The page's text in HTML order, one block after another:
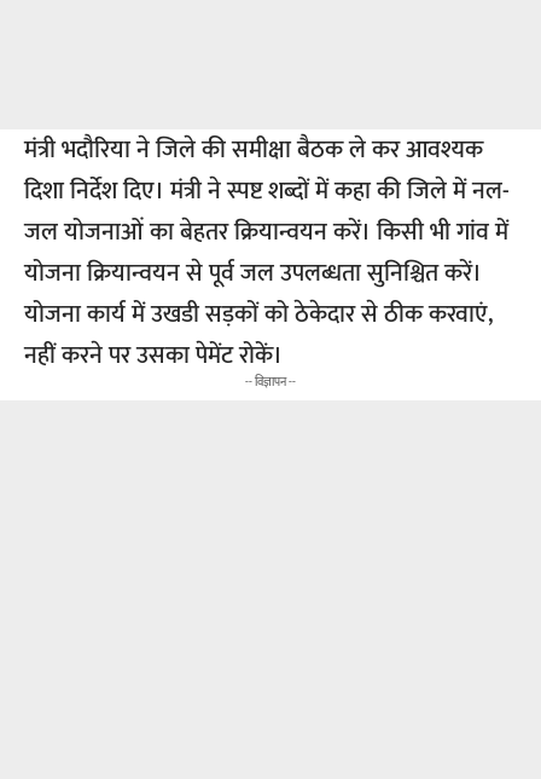
मंत्री भदौरिया ने जिले की समीक्षा बैठक ले कर आवश्यक
दिशा निर्देश दिए। मंत्री ने स्पष्ट शब्दों में कहा की जिले में नल-
जल योजनाओं का बेहतर क्रियान्वयन करें। किसी भी गांव में
योजना क्रियान्वयन से पूर्व जल उपलब्धता सुनिश्चित करें।
योजना कार्य में उखडी सड़कों को ठेकेदार से ठीक करवाएं,
नहीं करने पर उसका पेमेंट रोकें।
-- विज्ञापन --